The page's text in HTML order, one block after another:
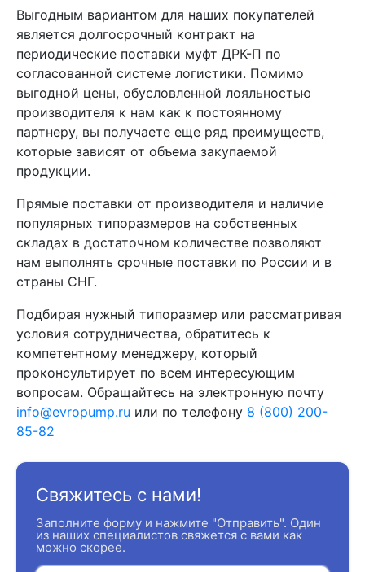
Выгодным вариантом для наших покупателей
является долгосрочный контракт на
периодические поставки муфт ДРК-П по
согласованной системе логистики. Помимо
выгодной цены, обусловленной лояльностью
производителя к нам как к постоянному
партнеру, вы получаете еще ряд преимуществ,
которые зависят от объема закупаемой
продукции.
Прямые поставки от производителя и наличие
популярных типоразмеров на собственных
складах в достаточном количестве позволяют
нам выполнять срочные поставки по России и в
страны СНГ.
Подбирая нужный типоразмер или рассматривая
условия сотрудничества, обратитесь к
компетентному менеджеру, который
проконсультирует по всем интересующим
вопросам. Обращайтесь на электронную почту
info@evropump.ru или по телефону 8 (800) 200-
85-82
Свяжитесь с нами!
Заполните форму и нажмите "Отправить". Один
из наших специалистов свяжется с вами как
можно скорее.